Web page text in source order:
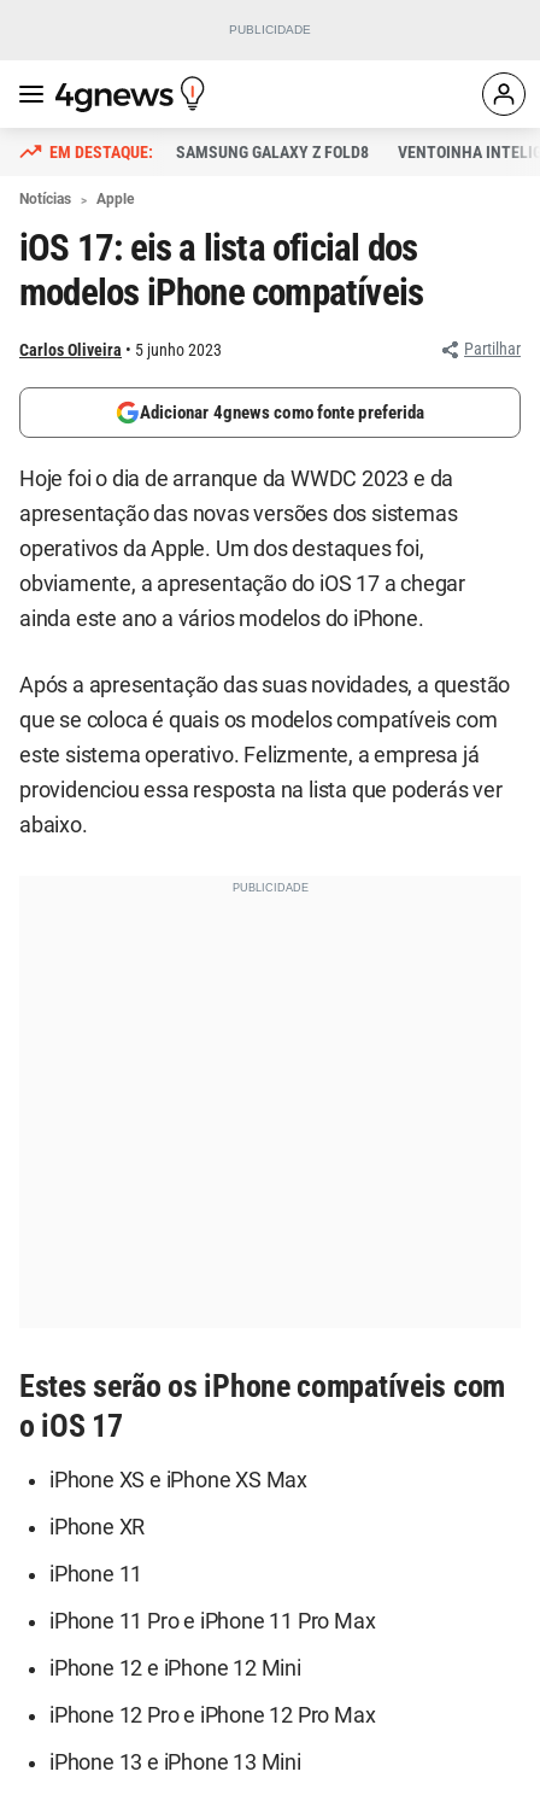
SAMSUNG GALAXY Z FOLD8 VENTOINHA
Notícias Apple
iOS 17: eis a lista oficial dos
modelos iPhone compatíveis
Carlos Oliveira 5 junho 2023 Partilhar
Adicionar 4gnews como fonte preferida
Hoje foi o dia de arranque da WWDC 2023 e da
apresentação das novas versões dos sistemas
operativos da Apple. Um dos destaques foi,
obviamente, a apresentação do iOS 17 a chegar
ainda este ano a vários modelos do iPhone.
Após a apresentação das suas novidades, a questão
que se coloca é quais os modelos compatíveis com
este sistema operativo. Felizmente, a empresa já
providenciou essa resposta na lista que poderás ver
abaixo.
Estes serão os iPhone compatíveis com
o iOS 17
iPhone XS e iPhone XS Max
iPhone XR
iPhone 11
iPhone 11 Pro e iPhone 11 Pro Max
iPhone 12 e iPhone 12 Mini
iPhone 12 Pro e iPhone 12 Pro Max
iPhone 13 e iPhone 13 Mini